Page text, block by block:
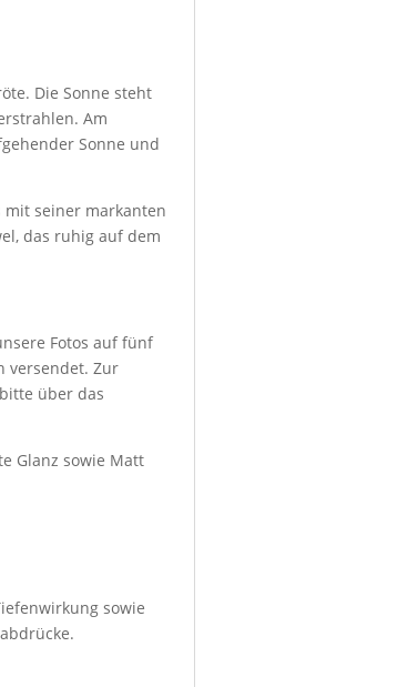
Die Sonne steht
Am
Sonne und
mit seiner markanten
das ruhig auf dem
Fotos auf fünf
versendet. Zur
über das
Glanz sowie Matt
sowie